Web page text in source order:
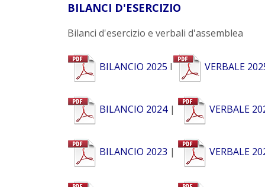
BILANCI D'ESERCIZIO
Bilanci d'esercizio e verbali d'assemblea
BILANCIO 2025 I VERBALE
BILANCIO 2024| VERBALE
BILANCIO 2023 | VERBALE